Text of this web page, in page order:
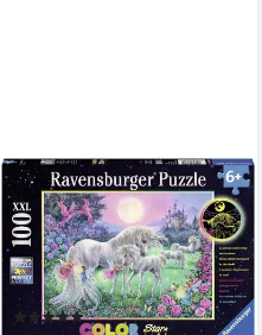
RAVENSBURGER
Puzzle Color Star Line,
Einhörner im Mondschein,
100 Puzzleteile, leuchtet im
Dunkeln, Made in Germany
(67)